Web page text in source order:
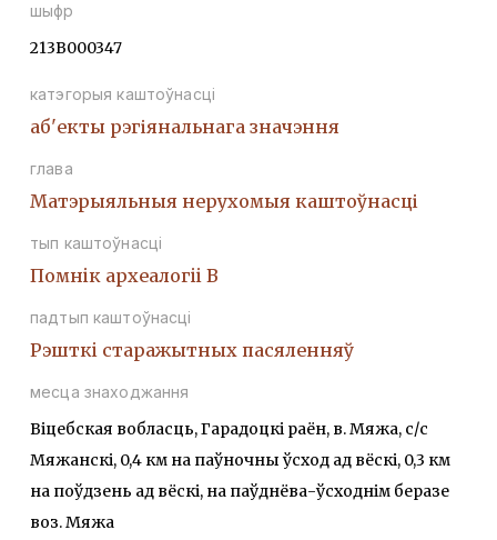
шыфр
213В000347
катэгорыя каштоўнасці
аб'екты рэгіянальнага значэння
глава
Матэрыяльныя нерухомыя каштоўнасці
тып каштоўнасці
Помнiк археалогii В
падтып каштоўнасці
Рэшткi старажытных пасяленняў
месца знаходжання
Віцебская вобласць, Гарадоцкі раён, в. Мяжа, с/с
Мяжанскі, 0,4 км на паўночны ўсход ад вёскі, 0,3 км
на поўдзень ад вёскі, на паўднёва-ўсходнім беразе
воз. Мяжа